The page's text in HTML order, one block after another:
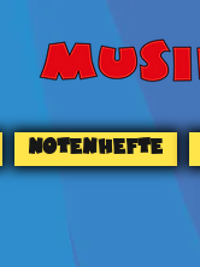
NOTENHEFTE